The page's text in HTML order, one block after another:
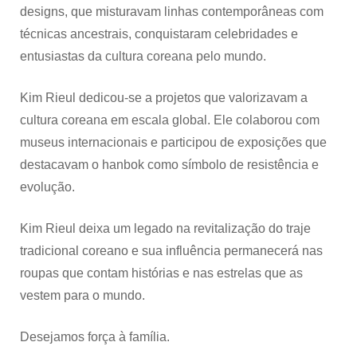
designs, que misturavam linhas contemporâneas com
técnicas ancestrais, conquistaram celebridades e
entusiastas da cultura coreana pelo mundo.
Kim Rieul dedicou-se a projetos que valorizavam a
cultura coreana em escala global. Ele colaborou com
museus internacionais e participou de exposições que
destacavam o hanbok como símbolo de resistência e
evolução.
Kim Rieul deixa um legado na revitalização do traje
tradicional coreano e sua influência permanecerá nas
roupas que contam histórias e nas estrelas que as
vestem para o mundo.
Desejamos força à família.